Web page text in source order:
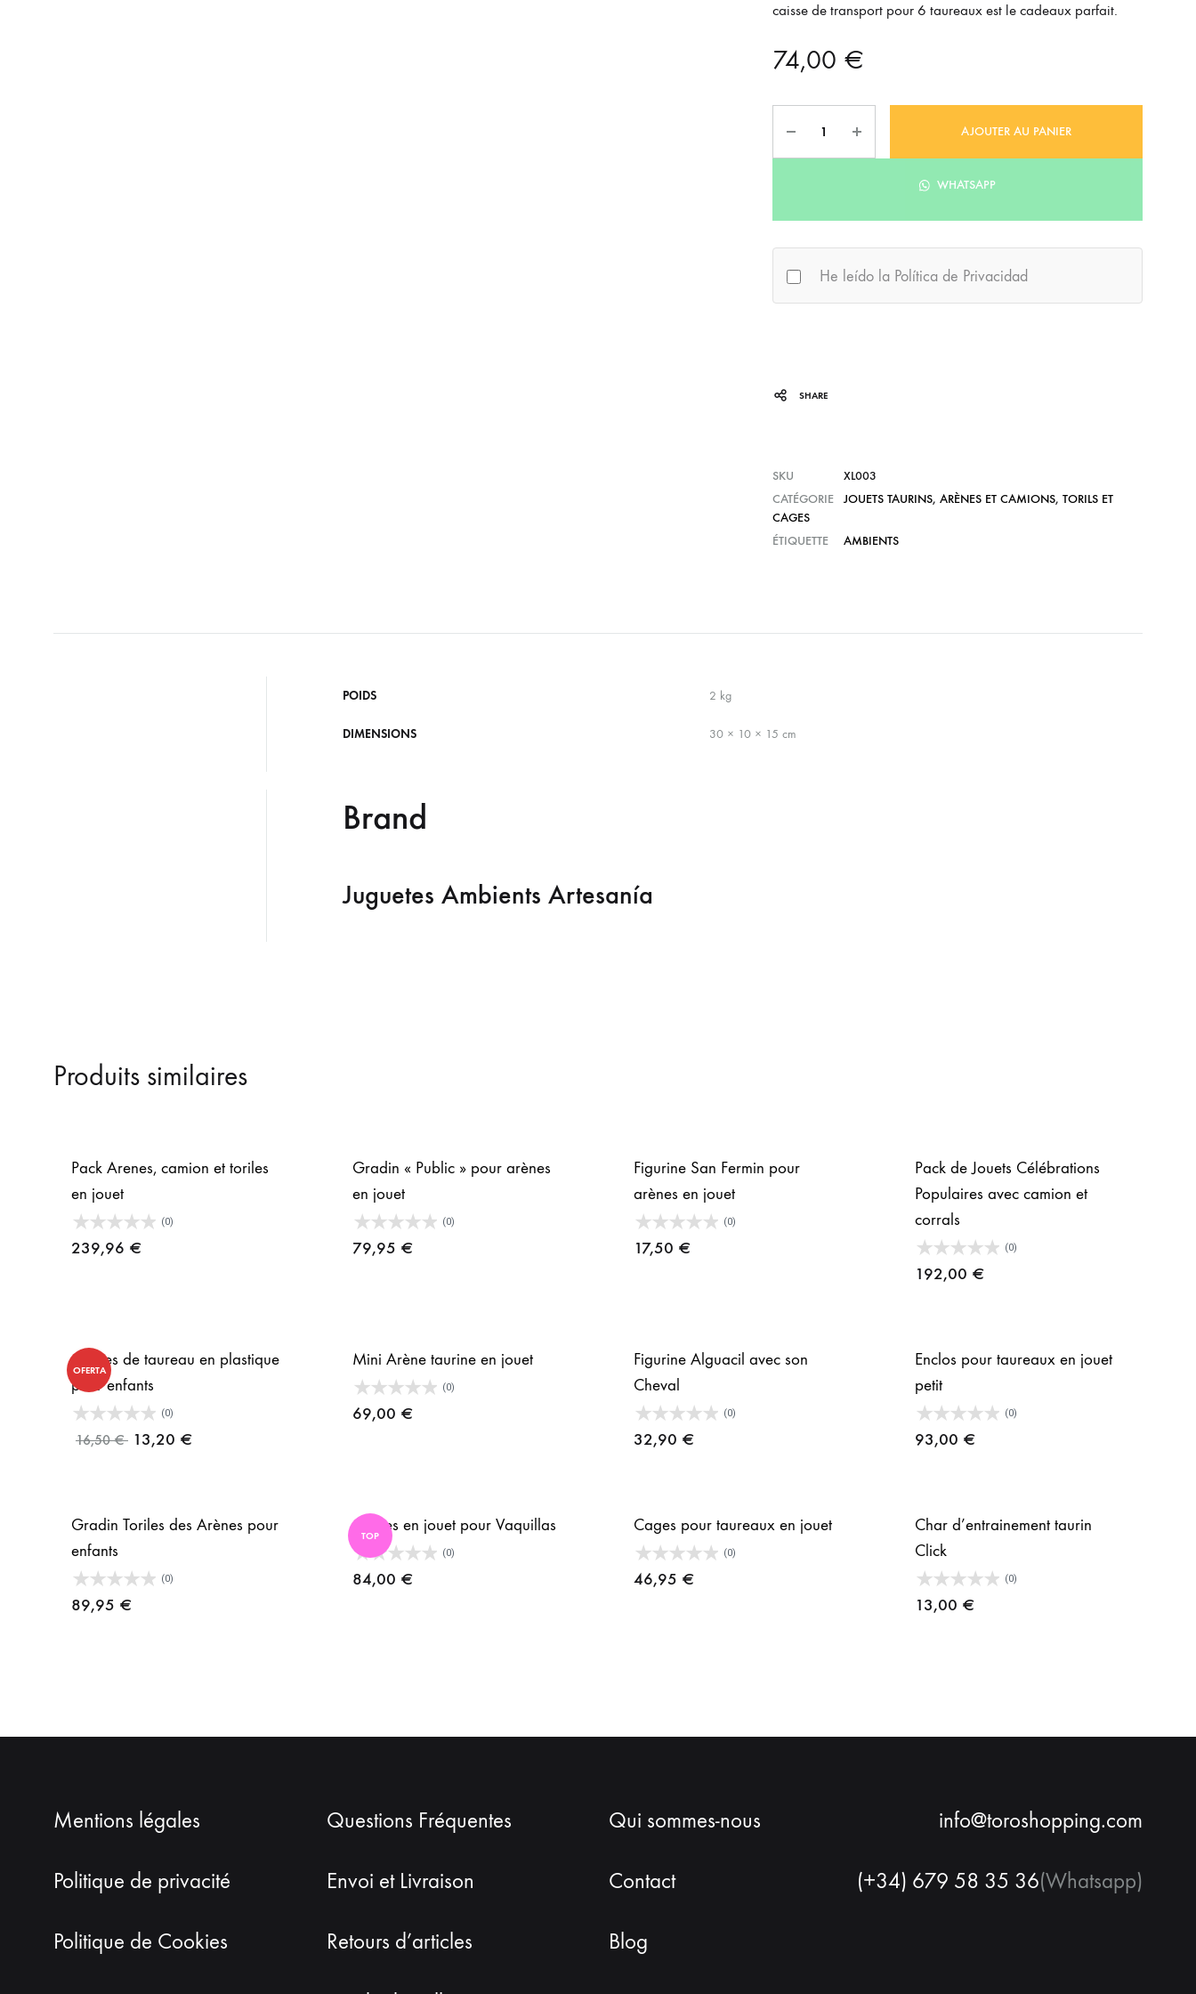
caisse de transport pour 6 taureaux est le cadeaux parfait.
74,00 €
AJOUTER AU PANIER
WHATSAPP
He leído la Política de Privacidad
SHARE
SKU
XL003
CATÉGORIE
JOUETS TAURINS, ARÈNES ET CAMIONS, TORILS ET
CAGES
ÉTIQUETTE
AMBIENTS
POIDS 2 kg
DIMENSIONS 30 × 10 × 15 cm
Brand
Juguetes Ambients Artesanía
Produits similaires
Pack Arenes, camion et toriles
en jouet
(0)
239,96 €
Gradin « Public » pour arènes
en jouet
(0)
79,95 €
Figurine San Fermin pour
arènes en jouet
(0)
17,50 €
Pack de Jouets Célébrations
Populaires avec camion et
corrals
(0)
192,00 €
OFERTA
Cornes de taureau en plastique
pour enfants
(0)
16,50€ 13,20 €
Mini Arène taurine en jouet
(0)
69,00 €
Figurine Alguacil avec son
Cheval
(0)
32,90 €
Enclos pour taureaux en jouet
petit
(0)
93,00 €
Gradin Toriles des Arènes pour
enfants
(0)
89,95 €
TOP
Arènes en jouet pour Vaquillas
(0)
84,00 €
Cages pour taureaux en jouet
(0)
46,95 €
Char d’entrainement taurin
Click
(0)
13,00 €
Mentions légales
Politique de privacité
Politique de Cookies
Questions Fréquentes
Envoi et Livraison
Retours d’articles
Qui sommes-nous
Contact
Blog
info@toroshopping.com
(+34) 679 58 35 36(Whatsapp)